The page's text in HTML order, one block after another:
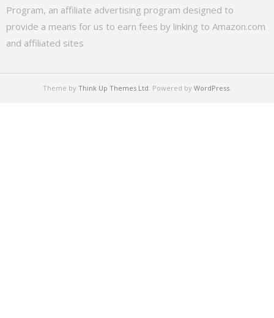
Program, an affiliate advertising program designed to
provide a means for us to earn fees by linking to Amazon.com
and affiliated sites
Theme by Think Up Themes Ltd. Powered by WordPress.